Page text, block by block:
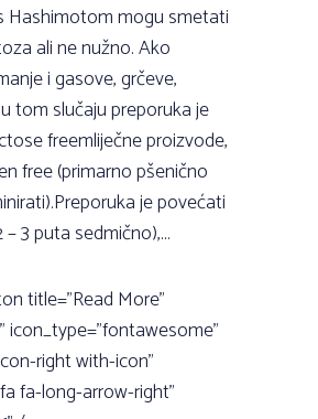
Hashimotom mogu smetati
ali ne nužno. Ako
i gasove, grčeve,
tom slučaju preporuka je
freemliječne proizvode,
free (primarno pšenično
je povećati
3 puta sedmično),...
title="Read More"
icon_type="fontawesome"
right with-icon"
fa-long-arrow-right"